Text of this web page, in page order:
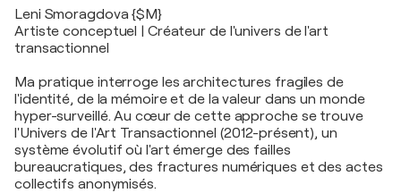
Leni Smoragdova {$M}
Artiste conceptuel | Créateur de l'univers de l'art
transactionnel
Ma pratique interroge les architectures fragiles de
l'identité, de la mémoire et de la valeur dans un monde
hyper-surveillé. Au cœur de cette approche se trouve
l'Univers de l'Art Transactionnel (2012-présent), un
système évolutif où l'art émerge des failles
bureaucratiques, des fractures numériques et des actes
collectifs anonymisés.